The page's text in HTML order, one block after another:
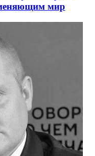
меняющим мир